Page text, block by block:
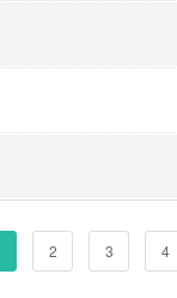
2 3 4